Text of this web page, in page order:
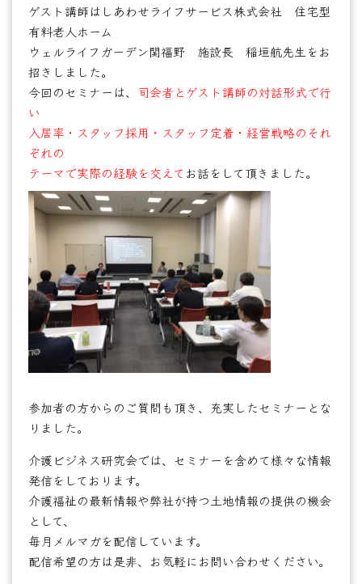
ゲスト講師はしあわせライフサービス株式会社 住宅型
有料老人ホーム
ウェルライフガーデン関福野 施設長 稲垣航先生をお
招きしました。
今回のセミナーは、 司会者とゲスト講師の対話形式で行
い
入居率・スタッフ採用・スタッフ定着・経営戦略のそれ
ぞれの
テーマで実際の経験を交えて お話をして頂きました。
参加者の方からのご質問も頂き、充実したセミナーとな
りました。
介護ビジネス研究会では、セミナーを含めて様々な情報
発信をしております。
介護福祉の最新情報や弊社が持つ土地情報の提供の機会
として、
毎月メルマガを配信しています。
配信希望の方は是非、お気軽にお問い合わせください。